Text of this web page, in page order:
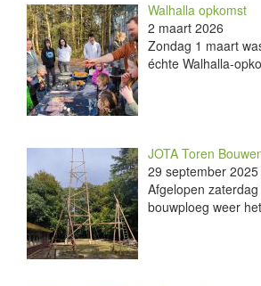
Walhalla opkomst
2 maart 2026
Zondag 1 maart
échte Walhalla-
JOTA Toren
29 september 2025
Afgelopen
bouwploeg weer het